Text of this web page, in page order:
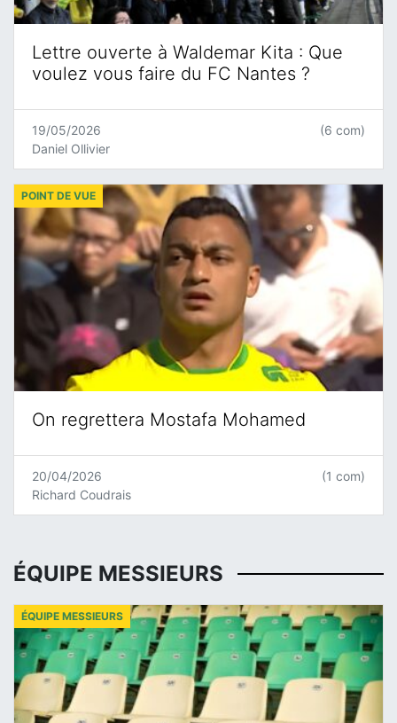
Lettre ouverte à Waldemar Kita : Que
voulez vous faire du FC Nantes ?
19/05/2026
Daniel Ollivier
(6 com)
On regrettera Mostafa Mohamed
POINT DE VUE
20/04/2026
Richard Coudrais
(1 com)
ÉQUIPE MESSIEURS
ÉQUIPE MESSIEURS